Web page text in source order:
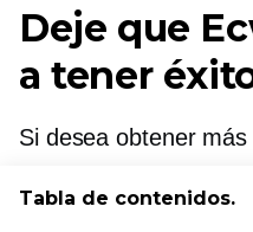
Deje que
a tener
Si desea obtener
líneaNo olvides visitar
Tabla de contenidos.